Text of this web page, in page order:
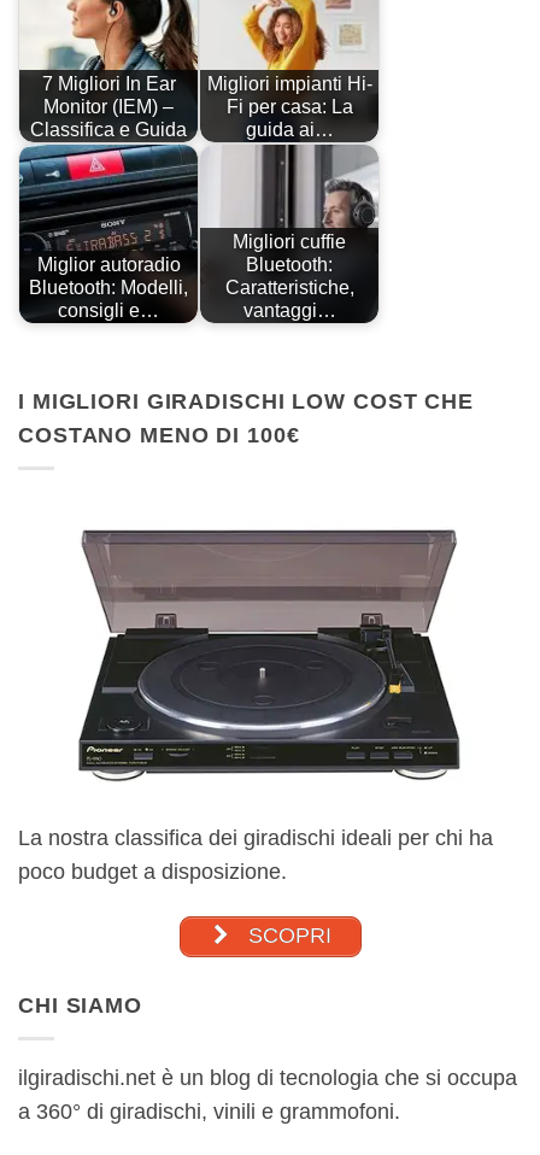
7 Migliori In Ear
Monitor (IEM) –
Classifica e Guida
Migliori impianti Hi-
Fi per casa: La
guida ai…
Miglior autoradio
Bluetooth: Modelli,
consigli e…
Migliori cuffie
Bluetooth:
Caratteristiche,
vantaggi…
I MIGLIORI GIRADISCHI LOW COST CHE
COSTANO MENO DI 100€
La nostra classifica dei giradischi ideali per chi ha
poco budget a disposizione.
SCOPRI
CHI SIAMO
ilgiradischi.net è un blog di tecnologia che si occupa
a 360° di giradischi, vinili e grammofoni.